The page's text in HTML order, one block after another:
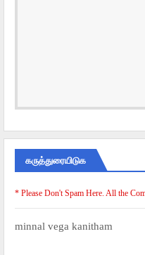
கருத்துரையிடுக
* Please Don't Spam Here. All the
minnal vega kanitham